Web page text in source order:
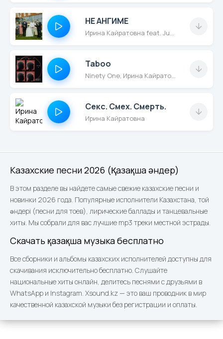
Казахские песни 2026 (Қазақша әндер)
В этом разделе вы найдете самые свежие казахские песни и
новинки 2026 года. Популярные исполнители Казахстана, той
әндері (песни для тоев), лирические баллады и танцевальные
хиты. Мы собрали для вас лучшие mp3 треки местной эстрады.
Скачать қазақша музыка бесплатно
Все сборники и альбомы казахских исполнителей доступны для
скачивания исключительно бесплатно. Слушайте
национальные хиты онлайн, делитесь песнями с друзьями в
WhatsApp и Instagram. Xsound.kz — это ваш проводник в мир
качественной казахской музыки без регистрации и оплаты.
НЕ АНГИМЕ
Ирина Кайратовна feat. Junior (Ghetto Dogs)
Taboo
Ninety One, Ирина Кайратовна
Секс. Смех. Смерть.
Ирина Кайратовна